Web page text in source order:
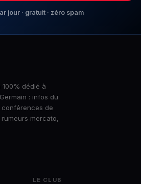
jour · gratuit · zéro spam
dédié à
: infos du
de
mercato,
LE CLUB